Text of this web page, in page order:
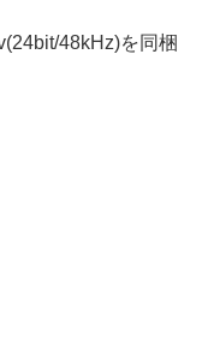
48kHz)を同梱